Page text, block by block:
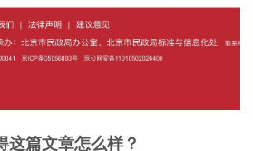
这篇文章怎么样？